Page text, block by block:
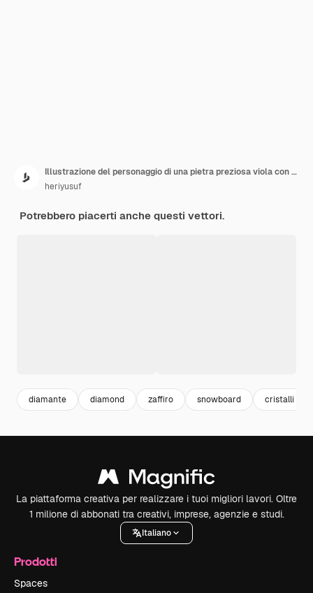
Illustrazione del personaggio di una pietra preziosa viola con stile snowboard, design in stile carino per t-shirt, adesivo, elemento logo
heriyusuf
Potrebbero piacerti anche questi vettori.
diamante diamond zaffiro snowboard cristalli
La piattaforma creativa per realizzare i tuoi migliori lavori. Oltre
1 milione di abbonati tra creativi, imprese, agenzie e studi.
Italiano
Prodotti
Spaces